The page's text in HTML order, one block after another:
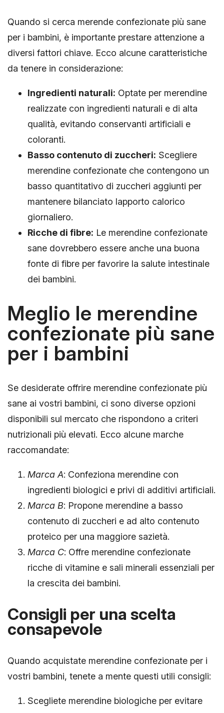
Quando si cerca merende confezionate più sane
per i bambini, è importante prestare attenzione a
diversi fattori chiave. Ecco alcune caratteristiche
da tenere in considerazione:
Ingredienti naturali: Optate per merendine
realizzate con ingredienti naturali e di alta
qualità, evitando conservanti artificiali e
coloranti.
Basso contenuto di zuccheri: Scegliere
merendine confezionate che contengono un
basso quantitativo di zuccheri aggiunti per
mantenere bilanciato lapporto calorico
giornaliero.
Ricche di fibre: Le merendine confezionate
sane dovrebbero essere anche una buona
fonte di fibre per favorire la salute intestinale
dei bambini.
Meglio le merendine
confezionate più sane
per i bambini
Se desiderate offrire merendine confezionate più
sane ai vostri bambini, ci sono diverse opzioni
disponibili sul mercato che rispondono a criteri
nutrizionali più elevati. Ecco alcune marche
raccomandate:
Marca A: Confeziona merendine con
ingredienti biologici e privi di additivi artificiali.
Marca B: Propone merendine a basso
contenuto di zuccheri e ad alto contenuto
proteico per una maggiore sazietà.
Marca C: Offre merendine confezionate
ricche di vitamine e sali minerali essenziali per
la crescita dei bambini.
Consigli per una scelta
consapevole
Quando acquistate merendine confezionate per i
vostri bambini, tenete a mente questi utili consigli:
Scegliete merendine biologiche per evitare